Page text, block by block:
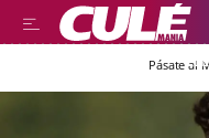
Pásate al